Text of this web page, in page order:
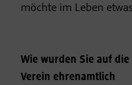
möchte im Leben
Wie wurden Sie auf
Verein ehrenamtlich